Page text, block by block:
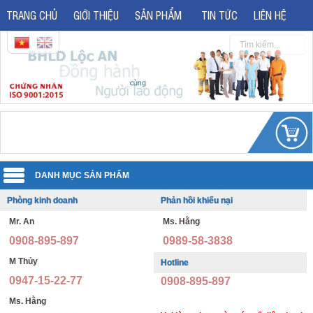
TRANG CHỦ GIỚI THIỆU SẢN PHẨM TIN TỨC LIÊN HỆ
Quần áo đồng phục
Đồng phục văn phòng
Đồng phục bảo vệ thông tư 08
Giày bảo hộ lao động
Giày bảo hộ nhập khẩu
Phòng kinh doanh
Mr. An
0908-895-897
M Thủy
0947-15-22-77
Ms. Hằng
Phản hồi khiếu nại
Ms. Hằng
0989-58-3838
Hotline
0908-895-897